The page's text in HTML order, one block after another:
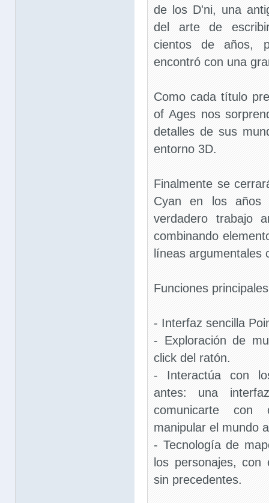
de los D'ni, una
del arte de
cientos de años,
encontró con una
Como cada título
of Ages nos
detalles de sus
entorno 3D.
Finalmente se
Cyan en los años
verdadero trabajo
combinando
líneas argumentales
Funciones
- Interfaz sencilla
- Exploración de
click del ratón.
- Interactúa con
antes: una
comunicarte con
manipular el mundo
- Tecnología de
los personajes, con
sin precedentes.